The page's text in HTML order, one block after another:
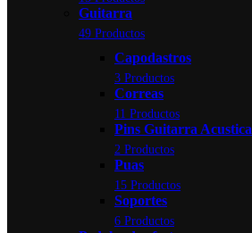
Guitarra
49 Productos
Capodastros
3 Productos
Correas
11 Productos
Pins Guitarra Acustica
2 Productos
Puas
15 Productos
Soportes
6 Productos